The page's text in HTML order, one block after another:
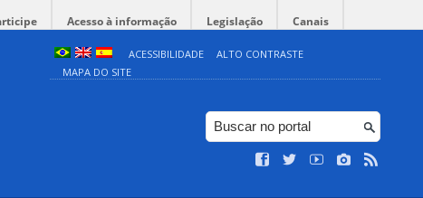
Acesso à informação Legislação Canais
ACESSIBILIDADE
ALTO CONTRASTE
MAPA DO SITE